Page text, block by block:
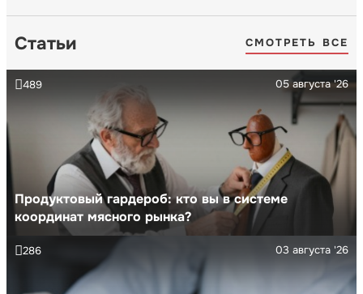
Статьи СМОТРЕТЬ ВСЕ
Продуктовый гардероб: кто вы в системе
координат мясного рынка?
05 августа '26
489
03 августа '26
286